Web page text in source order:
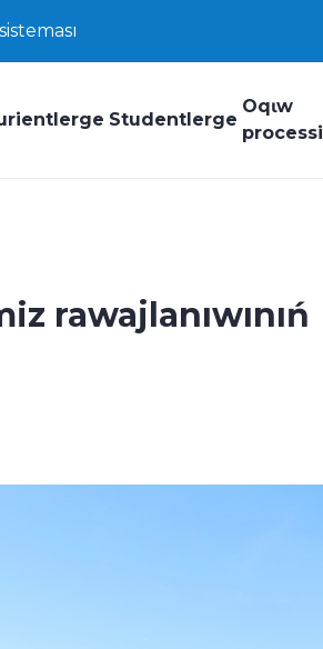
Studentlerge
Oqɩw
processi
rawajlanıwınıń